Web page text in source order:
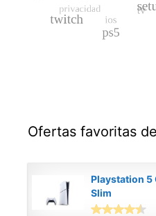
Ofertas favoritas
Playstation 5
Slim